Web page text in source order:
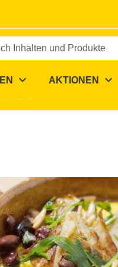
Inhalten und Produkte
expand_more AKTIONEN expand_more